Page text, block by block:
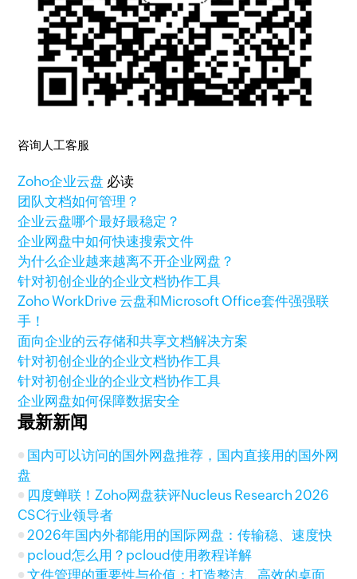
咨询人工客服
Zoho企业云盘 必读
团队文档如何管理？
企业云盘哪个最好最稳定？
企业网盘中如何快速搜索文件
为什么企业越来越离不开企业网盘？
针对初创企业的企业文档协作工具
Zoho WorkDrive 云盘和Microsoft Office套件强强联
手！
面向企业的云存储和共享文档解决方案
针对初创企业的企业文档协作工具
针对初创企业的企业文档协作工具
企业网盘如何保障数据安全
最新新闻
国内可以访问的国外网盘推荐，国内直接用的国外网
盘
四度蝉联！Zoho网盘获评Nucleus Research 2026
CSC行业领导者
2026年国内外都能用的国际网盘：传输稳、速度快
pcloud怎么用？pcloud使用教程详解
文件管理的重要性与价值：打造整洁、高效的桌面